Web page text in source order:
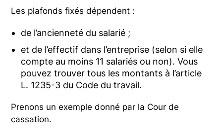
Les plafonds fixés dépendent :
de l’ancienneté du salarié ;
et de l’effectif dans l’entreprise (selon si elle
compte au moins 11 salariés ou non). Vous
pouvez trouver tous les montants à l’article
L. 1235-3 du Code du travail.
Prenons un exemple donné par la Cour de
cassation.